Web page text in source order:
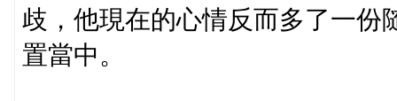
歧，他現在的心情反而多了一份
置當中。